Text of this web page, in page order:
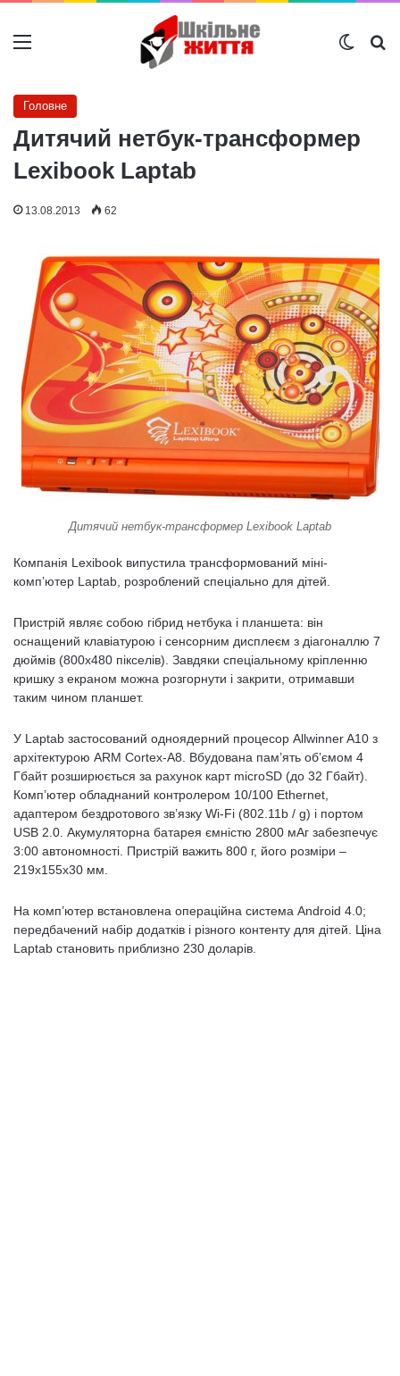
Меню
Головне
Дитячий нетбук-трансформер
Lexibook Laptab
13.08.2013 62
Дитячий нетбук-трансформер Lexibook Laptab
Компанія Lexibook випустила трансформований міні-
комп’ютер Laptab, розроблений спеціально для дітей.
Пристрій являє собою гібрид нетбука і планшета: він
оснащений клавіатурою і сенсорним дисплеєм з діагоналлю 7
дюймів (800х480 пікселів). Завдяки спеціальному кріпленню
кришку з екраном можна розгорнути і закрити, отримавши
таким чином планшет.
У Laptab застосований одноядерний процесор Allwinner A10 з
архітектурою ARM Cortex-A8. Вбудована пам’ять об’ємом 4
Гбайт розширюється за рахунок карт microSD (до 32 Гбайт).
Комп’ютер обладнаний контролером 10/100 Ethernet,
адаптером бездротового зв’язку Wi-Fi (802.11b / g) і портом
USB 2.0. Акумуляторна батарея ємністю 2800 мАг забезпечує
3:00 автономності. Пристрій важить 800 г, його розміри –
219x155x30 мм.
На комп’ютер встановлена ​​операційна система Android 4.0;
передбачений набір додатків і різного контенту для дітей. Ціна
Laptab становить приблизно 230 доларів.